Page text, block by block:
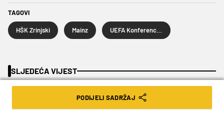
TAGOVI
HŠK Zrinjski Mainz
SLJEDEĆA VIJEST
PODIJELI SADRŽAJ